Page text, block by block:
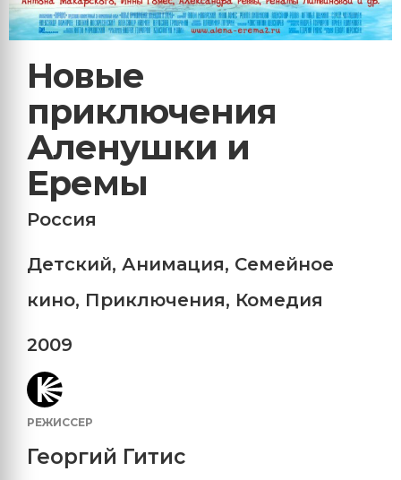
Новые
приключения
Аленушки и
Еремы
Россия
Детский, Анимация, Семейное
кино, Приключения, Комедия
2009
РЕЖИССЕР
Георгий Гитис